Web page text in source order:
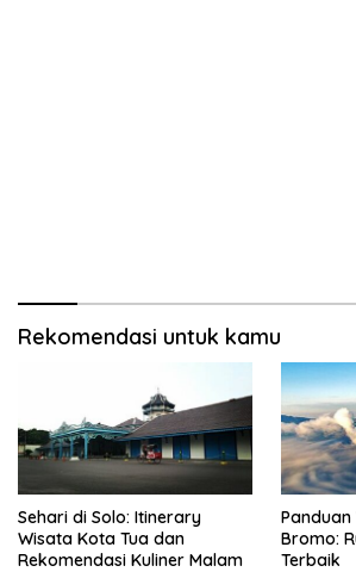
Rekomendasi untuk kamu
Sehari di Solo: Itinerary
Wisata Kota Tua dan
Rekomendasi Kuliner Malam
Bromo:
Terbaik